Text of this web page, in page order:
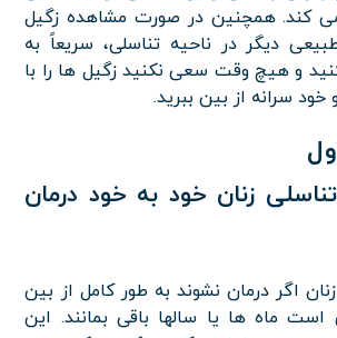
کند. همچنین در صورت مشاهده زگیل
دیگر در ناحیه تناسلی، سریعاً به
و هیچ وقت سعی نکنید زگیل ها را با
سرانه از بین ببرید.
زنان خود به خود درمان
اگر درمان نشوند به طور کامل از بین
ماه ها یا سالها باقی بمانند. این